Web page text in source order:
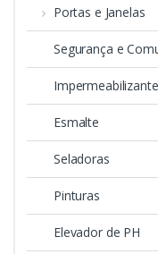
Portas e Janelas
Segurança e
Esmalte
Seladoras
Pinturas
Elevador de PH